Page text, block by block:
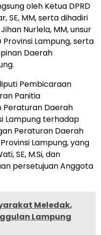
oleh Ketua DPRD
SE, MM, serta dihadiri
Nurlela, MM, unsur
Lampung, serta
Daerah
Pembicaraan
Panitia
Peraturan Daerah
Lampung terhadap
Peraturan Daerah
Lampung, yang
SE, M.Si, dan
persetujuan Anggota
Meledak,
Lampung